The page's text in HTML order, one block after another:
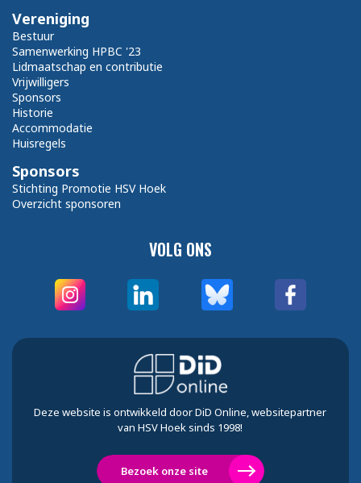
VOLG ONS
Vereniging
Bestuur
Samenwerking HPBC '23
Lidmaatschap en contributie
Vrijwilligers
Sponsors
Historie
Accommodatie
Huisregels
Sponsors
Stichting Promotie HSV Hoek
Overzicht sponsoren
Deze website is ontwikkeld door DiD Online, websitepartner
van HSV Hoek sinds 1998!
Bezoek onze site